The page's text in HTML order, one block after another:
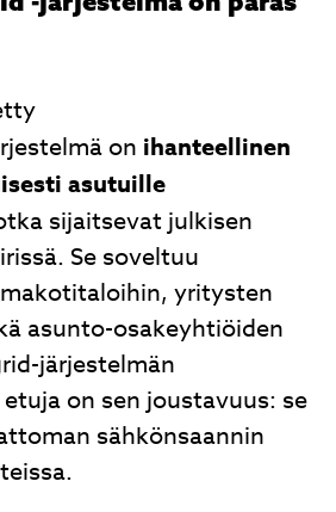
on ihanteellinen
asutuille
sijaitsevat julkisen
Se soveltuu
yritysten
asunto-osakeyhtiöiden
järjestelmän
on sen joustavuus: se
sähkönsaannin